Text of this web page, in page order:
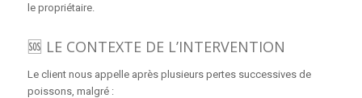
le propriétaire.
🆘 LE CONTEXTE DE L’INTERVENTION
Le client nous appelle après plusieurs pertes successives de
poissons, malgré :